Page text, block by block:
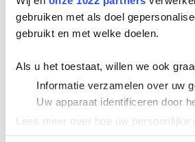
gebruiken met als doel
gebruikt en met welke doelen.
Als u het toestaat, willen we ook
Informatie verzamelen over uw
Uw apparaat identificeren door
Lees meer over hoe uw